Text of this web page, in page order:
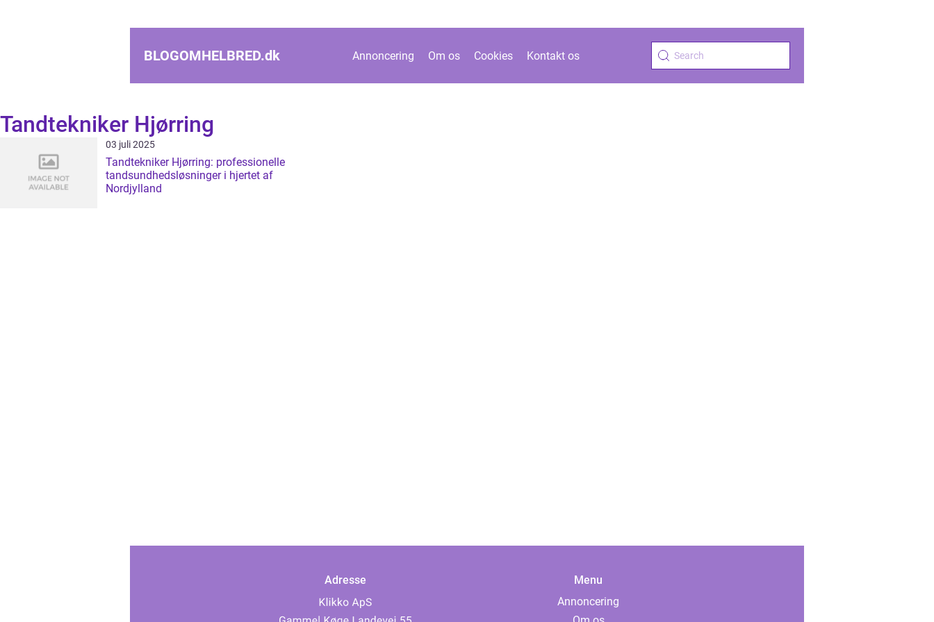
BLOGOMHELBRED.dk Annoncering Om os Cookies Kontakt os
Tandtekniker Hjørring
03 juli 2025
Tandtekniker Hjørring: professionelle
tandsundhedsløsninger i hjertet af
Nordjylland
Adresse
Menu
Annoncering